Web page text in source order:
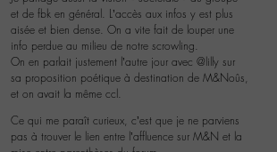
et de fbk en général. L’accès aux infos y est plus
aisée et bien dense. On a vite fait de louper une
info perdue au milieu de notre scrowling.
On en parlait justement l’autre jour avec @lilly sur
sa proposition poétique à destination de M&Noûs,
et on avait la même ccl.
Ce qui me paraît curieux, c’est que je ne parviens
pas à trouver le lien entre l’affluence sur M&N et la